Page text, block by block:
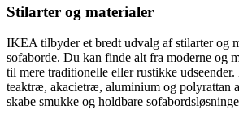
Stilarter og materialer
IKEA tilbyder et bredt udvalg af stilarter og
sofaborde. Du kan finde alt fra moderne og
til mere traditionelle eller rustikke
teaktræ, akacietræ, aluminium og polyrattan
skabe smukke og holdbare